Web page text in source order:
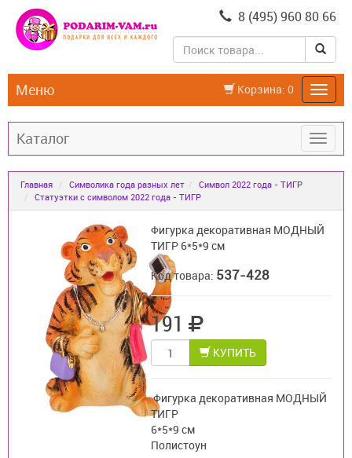
8 (495) 960 80 66
Корзина: 0
Меню
Каталог
Главная Символика года разных лет
Символ 2022 года - ТИГР
Статуэтки с символом 2022 года - ТИГР
Фигурка декоративная МОДНЫЙ
ТИГР 6*5*9 см
Код товара: 537-428
191
КУПИТЬ
Фигурка декоративная МОДНЫЙ
ТИГР
6*5*9 см
Полистоун